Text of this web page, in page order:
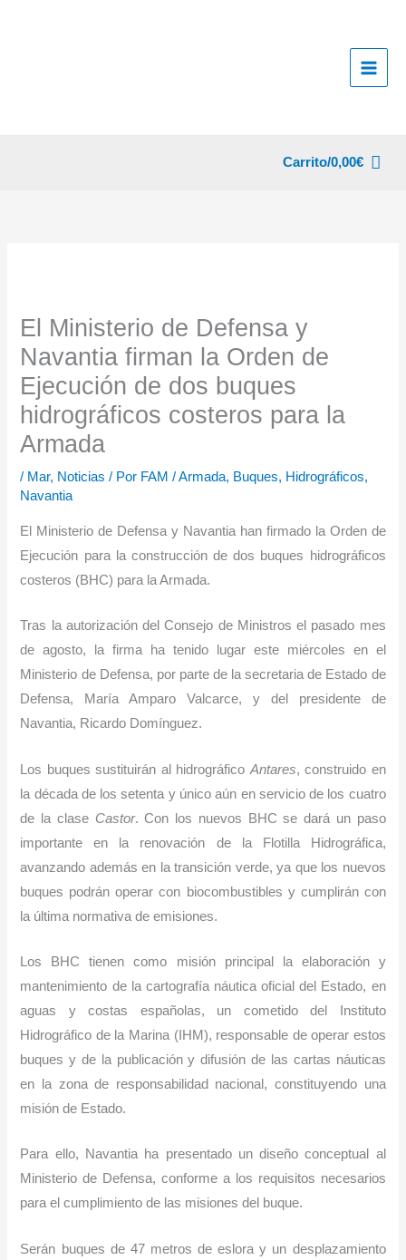
Carrito/0,00€
El Ministerio de Defensa y
Navantia firman la Orden de
Ejecución de dos buques
hidrográficos costeros para la
Armada
/ Mar, Noticias / Por FAM/Armada, Buques, Hidrográficos,
Navantia
El Ministerio de Defensa y Navantia han firmado la Orden de
Ejecución para la construcción de dos buques hidrográficos
costeros (BHC) para la Armada.
Tras la autorización del Consejo de Ministros el pasado mes
de agosto, la firma ha tenido lugar este miércoles en el
Ministerio de Defensa, por parte de la secretaria de Estado de
Defensa, María Amparo Valcarce, y del presidente de
Navantia, Ricardo Domínguez.
Los buques sustituirán al hidrográfico Antares, construido en
la década de los setenta y único aún en servicio de los cuatro
de la clase Castor. Con los nuevos BHC se dará un paso
importante en la renovación de la Flotilla Hidrográfica,
avanzando además en la transición verde, ya que los nuevos
buques podrán operar con biocombustibles y cumplirán con
la última normativa de emisiones.
Los BHC tienen como misión principal la elaboración y
mantenimiento de la cartografía náutica oficial del Estado, en
aguas y costas españolas, un cometido del Instituto
Hidrográfico de la Marina (IHM), responsable de operar estos
buques y de la publicación y difusión de las cartas náuticas
en la zona de responsabilidad nacional, constituyendo una
misión de Estado.
Para ello, Navantia ha presentado un diseño conceptual al
Ministerio de Defensa, conforme a los requisitos necesarios
para el cumplimiento de las misiones del buque.
Serán buques de 47 metros de eslora y un desplazamiento